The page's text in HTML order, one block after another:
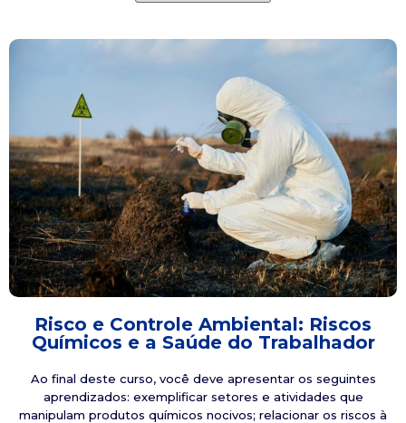
Risco e Controle Ambiental: Riscos
Químicos e a Saúde do Trabalhador
Ao final deste curso, você deve apresentar os seguintes
aprendizados: exemplificar setores e atividades que
manipulam produtos químicos nocivos; relacionar os riscos à